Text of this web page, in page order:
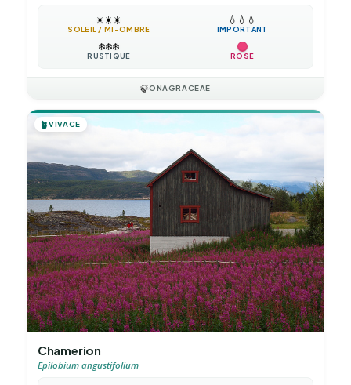
☀️☀️☀️
SOLEIL / MI-OMBRE
💧 💧 💧
IMPORTANT
❄️❄️❄️
RUSTIQUE ROSE
🍃ONAGRACEAE
🪴VIVACE
Chamerion
Epilobium angustifolium